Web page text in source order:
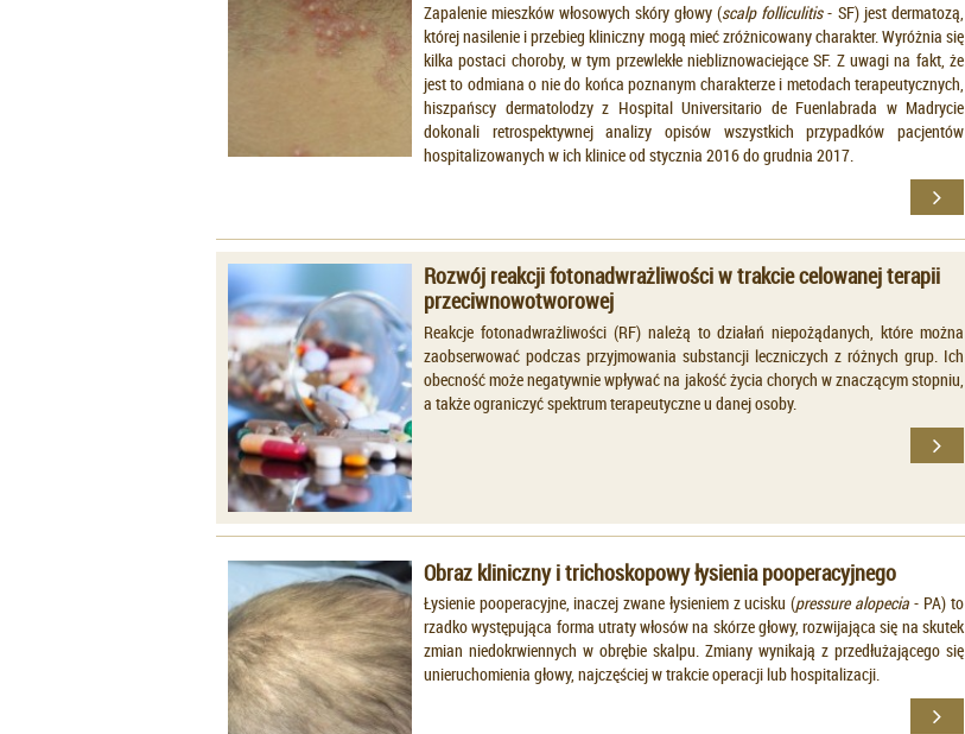
Zapalenie mieszków włosowych skóry głowy (scalp folliculitis- SF) jest dermatozą,
której nasilenie i przebieg kliniczny mogą mieć zróżnicowany charakter. Wyróżnia się
kilka postaci choroby, w tym przewlekłe niebliznowaciejące SF. Z uwagi na fakt, że
jest to odmiana o nie do końca poznanym charakterze i metodach terapeutycznych,
hiszpańscy dermatolodzy z Hospital Universitario de Fuenlabrada w Madrycie
dokonali retrospektywnej analizy opisów wszystkich przypadków pacjentów
hospitalizowanych w ich klinice od stycznia 2016 do grudnia 2017.
Rozwój reakcji fotonadwrażliwości w trakcie celowanej terapii
przeciwnowotworowej
Reakcje fotonadwrażliwości (RF) należą to działań niepożądanych, które można
zaobserwować podczas przyjmowania substancji leczniczych z różnych grup. Ich
obecność może negatywnie wpływać na jakość życia chorych w znaczącym stopniu,
a także ograniczyć spektrum terapeutyczne u danej osoby.
Obraz kliniczny i trichoskopowy łysienia pooperacyjnego
Łysienie pooperacyjne, inaczej zwane łysieniem z ucisku (pressure alopecia - PA) to
rzadko występująca forma utraty włosów na skórze głowy, rozwijająca się na skutek
zmian niedokrwiennych w obrębie skalpu. Zmiany wynikają z przedłużającego się
unieruchomienia głowy, najczęściej w trakcie operacji lub hospitalizacji.